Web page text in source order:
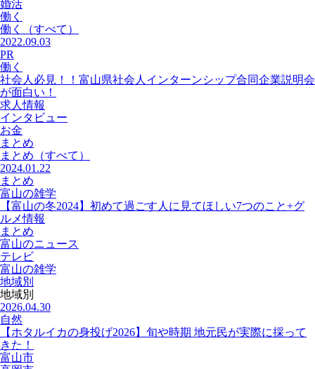
婚活
働く
働く
（すべて）
2022.09.03
PR
働く
社会人必見！！富山県社会人インターンシップ合同企業説明会
が面白い！
求人情報
インタビュー
お金
まとめ
まとめ （すべて）
2024.01.22
まとめ
富山の雑学
【富山の冬2024】初めて過ごす人に見てほしい7つのこと+グ
ルメ情報
まとめ
富山のニュース
テレビ
富山の雑学
地域別
地域別
2026.04.30
自然
【ホタルイカの身投げ2026】旬や時期 地元民が実際に採って
きた！
富山市